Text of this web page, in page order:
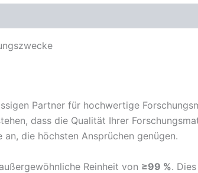
Partner für hochwertige
dass die Qualität Ihrer
die höchsten Ansprüchen genügen.
Reinheit von ≥99 %.